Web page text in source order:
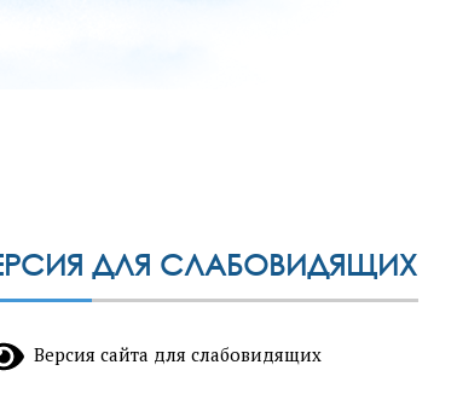
ДЛЯ СЛАБОВИДЯЩИХ
Версия сайта для слабовидящих